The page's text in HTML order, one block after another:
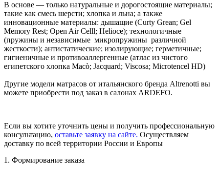
В основе — только натуральные и дорогостоящие материалы;
такие как смесь шерсти; хлопка и льна; а также
инновационные материалы: дышащие (Curty Grean; Gel
Memory Rest; Open Air Celll; Helioce); технологичные
(пружины и независимые микропружины различной
жесткости); антистатические; изолирующие; герметичные;
гигиеничные и противоаллергенные (атлас из чистого
египетского хлопка Macò; Jacquard; Viscosa; Microtencel HD)
Другие модели матрасов от итальянского бренда Altrenotti вы
можете приобрести под заказ в салонах ARDEFO.
Если вы хотите уточнить цены и получить профессиональную
консультацию, оставьте заявку на сайте. Осуществляем
доставку по всей территории России и Европы
1. Формирование заказа